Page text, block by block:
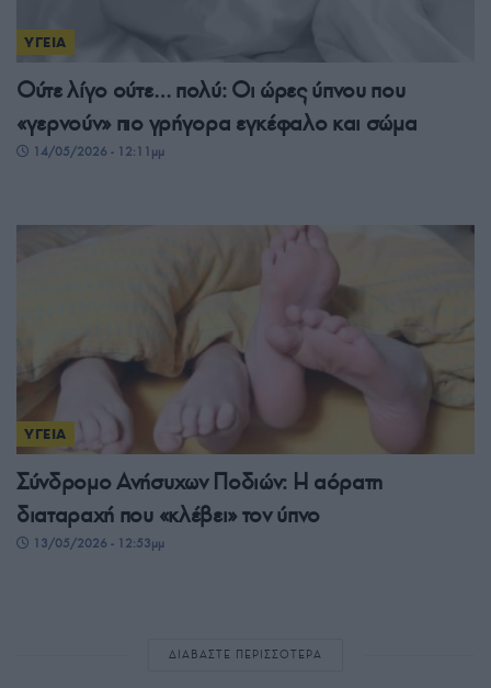
ΥΓΕΙΑ
Ούτε λίγο ούτε… πολύ: Οι ώρες ύπνου που
«γερνούν» πιο γρήγορα εγκέφαλο και σώμα
14/05/2026 - 12:11μμ
ΥΓΕΙΑ
Σύνδρομο Ανήσυχων Ποδιών: Η αόρατη
διαταραχή που «κλέβει» τον ύπνο
13/05/2026 - 12:53μμ
ΔΙΑΒΑΣΤΕ ΠΕΡΙΣΣΟΤΕΡΑ